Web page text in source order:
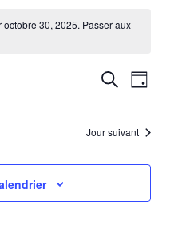
30, 2025. Passer aux
et
de
vues
Recherche
de
Jour
Jour suivant